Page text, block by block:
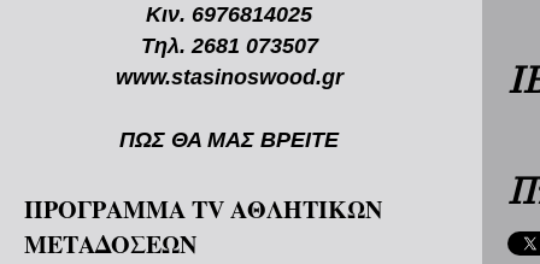
Κιν. 6976814025
Τηλ. 2681 073507
www.stasinoswood.gr
ΠΩΣ ΘΑ ΜΑΣ ΒΡΕΙΤΕ
ΠΡΟΓΡΑΜΜΑ TV ΑΘΛΗΤΙΚΩΝ
ΜΕΤΑΔΟΣΕΩΝ